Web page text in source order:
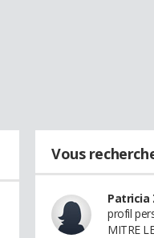
Vous
Patricia
profil
MITRE